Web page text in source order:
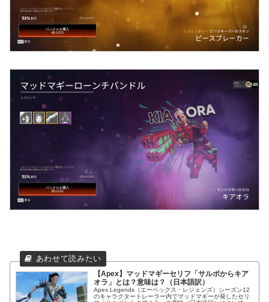
【Apex】マッドマギーセリフ「サルボからキア
オラ」とは？意味は？（日本語訳）
Apex Legends（エーペックス・レジェンズ）シーズン12
のキャラクタートレーラー内でマッドマギーが発したセリ